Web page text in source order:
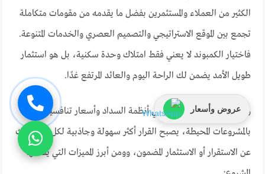
الكثير من العملاء والمستثمرين بفضل ما يقدمه من مقومات متكاملة
تجمع بين الموقع الاستراتيجي والتصميم العصري والخدمات المتنوعة.
فاختيار الكمبوند لا يعني فقط امتلاك وحدة سكنية، بل هو استثمار
طويل الأمد يضمن لك الراحة اليوم والعائد المرتفع غدًا.
ومع وجود تسهيلات كبيرة في أنظمة السداد وأسعار تنافسية مقارنة
بالمشروعات المحيطة، يصبح القرار أكثر سهولة وجاذبية لكل من يبحث
عن الاستقرار أو الاستثمار المضمون، وومن أبرز المميزات التي يقدمها
عروض وأسعار